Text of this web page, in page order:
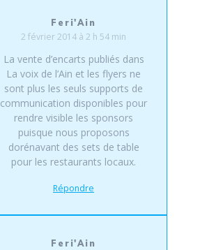
Feri'Ain
2 février 2014 à 2 h 54 min
La vente d’encarts publiés dans
La voix de l’Ain et les flyers ne
sont plus les seuls supports de
communication disponibles pour
rendre visible les sponsors
puisque nous proposons
dorénavant des sets de table
pour les restaurants locaux.
Répondre
Feri'Ain